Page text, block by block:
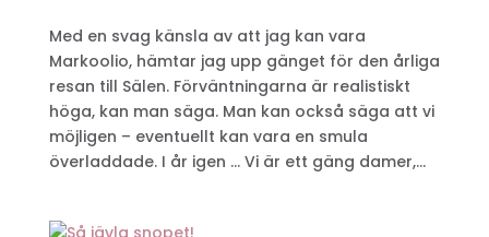
Med en svag känsla av att jag kan vara
Markoolio, hämtar jag upp gänget för den årliga
resan till Sälen. Förväntningarna är realistiskt
höga, kan man säga. Man kan också säga att vi
möjligen – eventuellt kan vara en smula
överladdade. I år igen … Vi är ett gäng damer,...